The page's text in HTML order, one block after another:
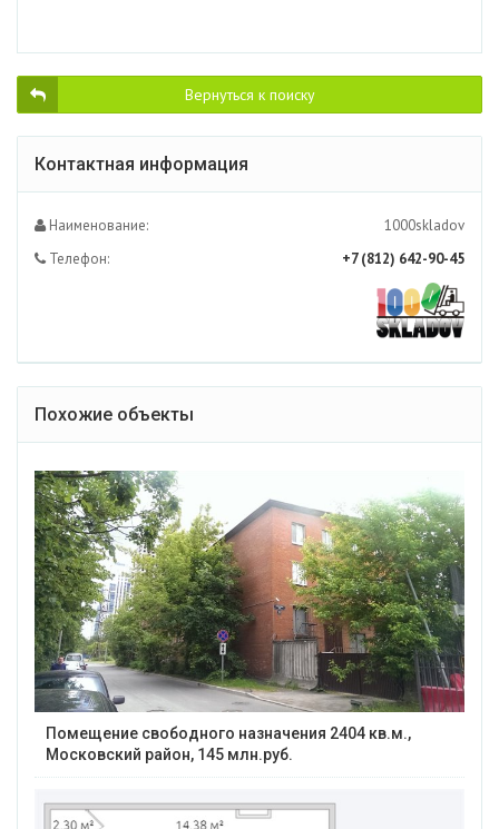
Вернуться к поиску
Контактная информация
Наименование:
1000skladov
Телефон:
+7 (812) 642-90-45
Похожие объекты
Помещение свободного назначения 2404 кв.м.,
Московский район, 145 млн.руб.